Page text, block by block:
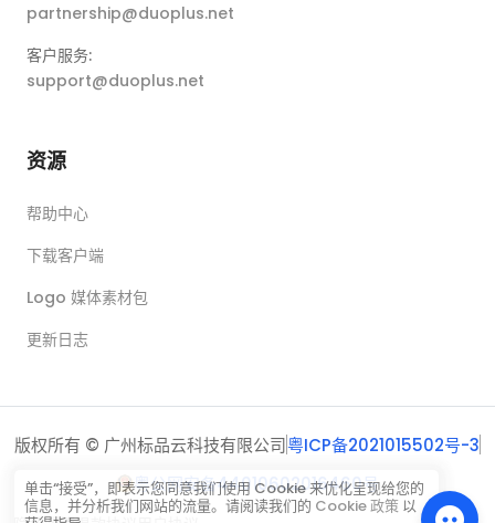
partnership@duoplus.net
客户服务:
support@duoplus.net
资源
帮助中心
下载客户端
Logo 媒体素材包
更新日志
版权所有 © 广州标品云科技有限公司粤ICP备2021015502号-3
粤公网安备44010602016460号
单击“接受”，即表示您同意我们使用 Cookie 来优化呈现给您的
信息，并分析我们网站的流量。请阅读我们的 Cookie 政策 以